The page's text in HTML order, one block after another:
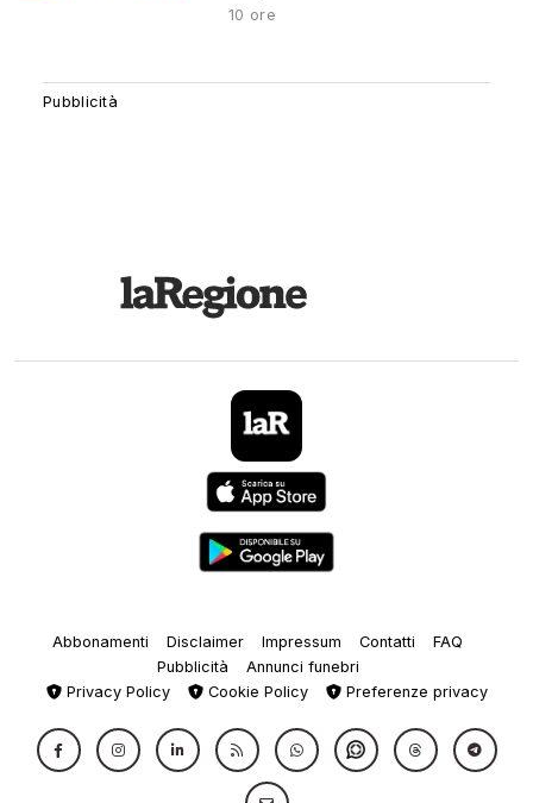
10 ore
Abbonamenti Disclaimer Impressum Contatti
FAQ
Pubblicità
Annunci funebri
Privacy Policy
Cookie Policy Preferenze privacy